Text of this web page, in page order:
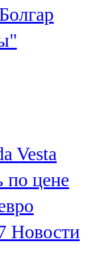
Vesta
по цене
Новости